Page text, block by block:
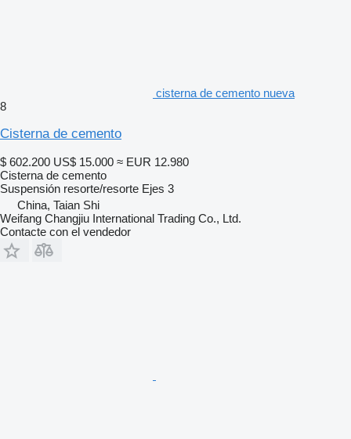
cisterna de cemento nueva
8
Cisterna de cemento
$ 602.200 US$ 15.000 ≈ EUR 12.980
Cisterna de cemento
Suspensión resorte/resorte Ejes 3
China, Taian Shi
Weifang Changjiu International Trading Co., Ltd.
Contacte con el vendedor